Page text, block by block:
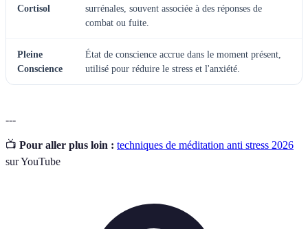
Cortisol
surrénales, souvent associée à des réponses de
combat ou fuite.
Pleine
Conscience
État de conscience accrue dans le moment présent,
utilisé pour réduire le stress et l'anxiété.
---
📺 Pour aller plus loin : techniques de méditation anti stress 2026
sur YouTube